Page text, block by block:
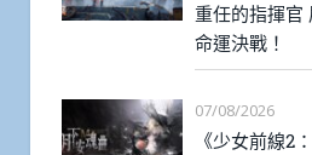
重任的指揮官
命運決戰！
07/08/2026
《少女前線2